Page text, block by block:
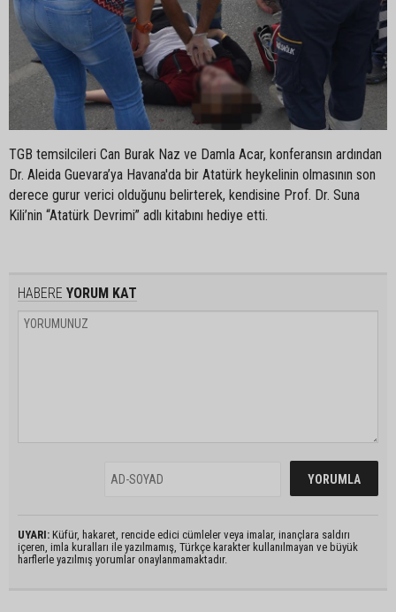
TGB temsilcileri Can Burak Naz ve Damla Acar, konferansın ardından
Dr. Aleida Guevara’ya Havana'da bir Atatürk heykelinin olmasının son
derece gurur verici olduğunu belirterek, kendisine Prof. Dr. Suna
Kili’nin “Atatürk Devrimi” adlı kitabını hediye etti.
HABERE YORUM KAT
UYARI: Küfür, hakaret, rencide edici cümleler veya imalar, inançlara saldırı
içeren, imla kuralları ile yazılmamış, Türkçe karakter kullanılmayan ve büyük
harflerle yazılmış yorumlar onaylanmamaktadır.